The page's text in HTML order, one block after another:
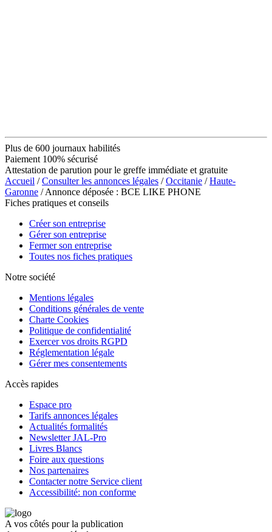
Plus de 600 journaux habilités
Paiement 100% sécurisé
Attestation de parution pour le greffe immédiate et gratuite
Accueil /Consulter les annonces légales /Occitanie /Haute-
Garonne / Annonce déposée : BCE LIKE PHONE
Fiches pratiques et conseils
Créer son entreprise
Gérer son entreprise
Fermer son entreprise
Toutes nos fiches pratiques
Notre société
Mentions légales
Conditions générales de vente
Charte Cookies
Politique de confidentialité
Exercer vos droits RGPD
Réglementation légale
Gérer mes consentements
Accès rapides
Espace pro
Tarifs annonces légales
Actualités formalités
Newsletter JAL-Pro
Livres Blancs
Foire aux questions
Nos partenaires
Contacter notre Service client
Accessibilité: non conforme
A vos côtés pour la publication